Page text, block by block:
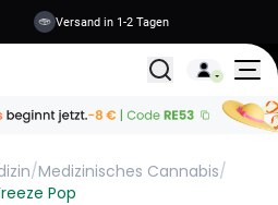
Versand in 1-2 Tagen
Alle
/Medizinisches Cannabis/
Pop